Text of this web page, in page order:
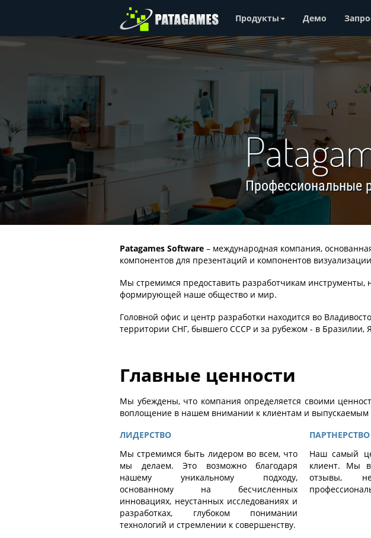
Продукты Демо
Профессиональные
Patagames Software – международная компания,
компонентов для презентаций и компонентов визуализации
Мы стремимся предоставить разработчикам инструменты,
формирующей наше общество и мир.
Головной офис и центр разработки находится во
территории СНГ, бывшего СССР и за рубежом - в Бразилии,
Главные ценности
Мы убеждены, что компания определяется своими
воплощение в нашем внимании к клиентам и выпускаемым
ЛИДЕРСТВО
Мы стремимся быть лидером во всем, что
мы делаем. Это возможно благодаря
нашему уникальному подходу,
основанному на бесчисленных
инновациях, неустанных исследованиях и
разработках, глубоком понимании
технологий и стремлении к совершенству.
ПАРТНЕРСТВО
Наш самый
клиент. Мы
отзывы,